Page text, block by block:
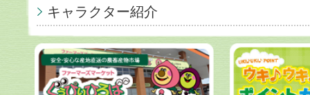
キャラクター紹介